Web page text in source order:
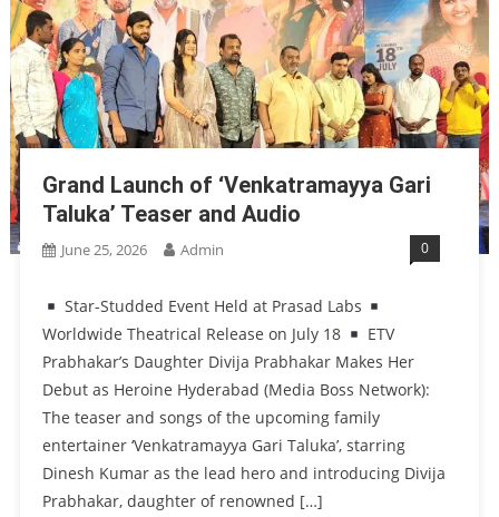
Grand Launch of ‘Venkatramayya Gari
Taluka’ Teaser and Audio
June 25, 2026 Admin 0
Star-Studded Event Held at Prasad Labs
Worldwide Theatrical Release on July 18
ETV
Prabhakar’s Daughter Divija Prabhakar Makes Her
Debut as Heroine Hyderabad (Media Boss Network):
The teaser and songs of the upcoming family
entertainer ‘Venkatramayya Gari Taluka’, starring
Dinesh Kumar as the lead hero and introducing Divija
Prabhakar, daughter of renowned […]